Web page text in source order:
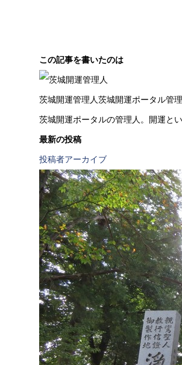
この記事を書いたのは
茨城開運管理人茨城開運ポータル管
茨城開運ポータルの管理人。開運と
最新の投稿
投稿者アーカイブ